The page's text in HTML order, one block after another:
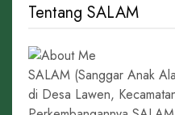
Tentang SALAM
SALAM (Sanggar Anak
di Desa Lawen,